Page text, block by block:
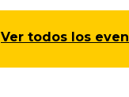
Ver todos los